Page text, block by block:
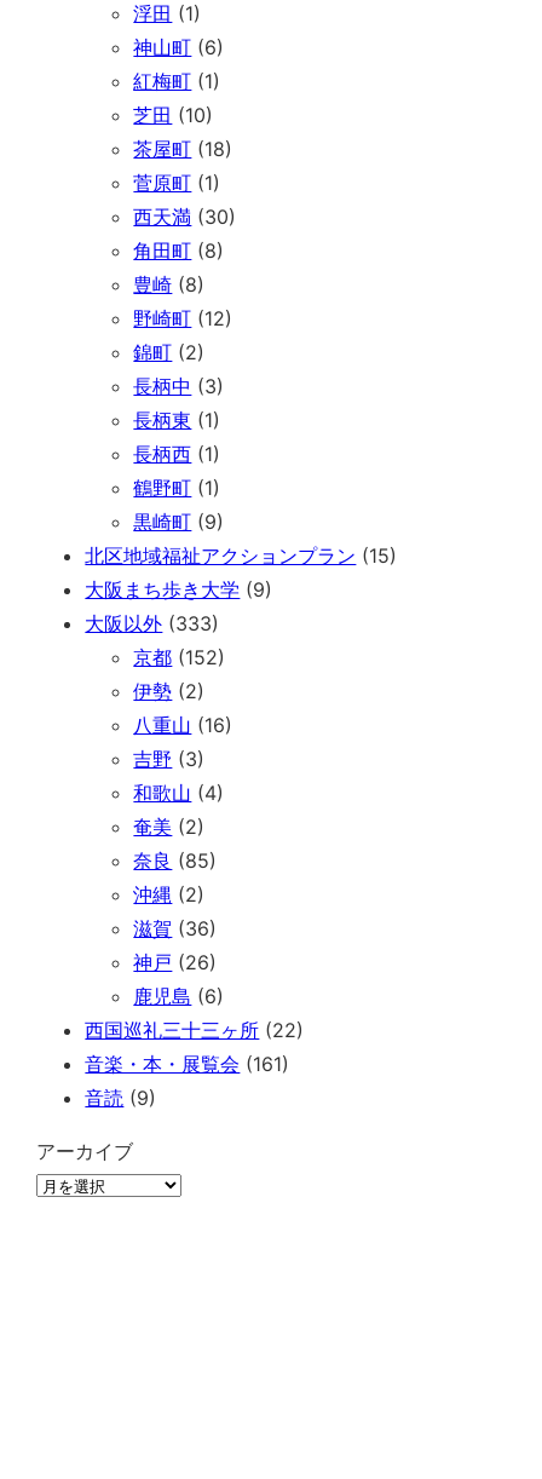
浮田 (1)
神山町 (6)
紅梅町 (1)
芝田 (10)
茶屋町 (18)
菅原町 (1)
西天満 (30)
角田町 (8)
豊崎 (8)
野崎町 (12)
錦町 (2)
長柄中 (3)
長柄東 (1)
長柄西 (1)
鶴野町 (1)
黒崎町 (9)
北区地域福祉アクションプラン (15)
大阪まち歩き大学 (9)
大阪以外 (333)
京都 (152)
伊勢 (2)
八重山 (16)
吉野 (3)
和歌山 (4)
奄美 (2)
奈良 (85)
沖縄 (2)
滋賀 (36)
神戸 (26)
鹿児島 (6)
西国巡礼三十三ヶ所 (22)
音楽・本・展覧会 (161)
音読 (9)
アーカイブ